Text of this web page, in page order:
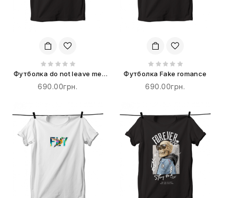
Футболка do not leave me
alone
690.00грн.
Футболка Fake romance
690.00грн.